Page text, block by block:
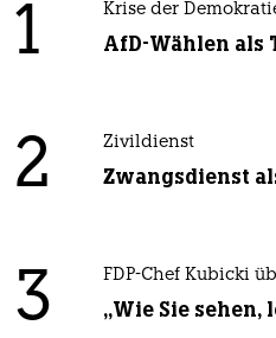
1 Krise der
AfD-Wählen als
2 Zivildienst
Zwangsdienst
3 FDP-Chef Kubicki
„Wie Sie sehen,